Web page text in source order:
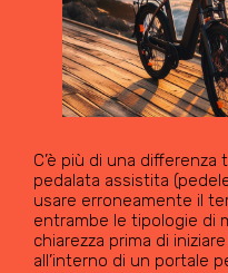
C’è più di una
pedalata assistita
usare erroneamente il
entrambe le tipologie di
chiarezza prima di
all’interno di un portale